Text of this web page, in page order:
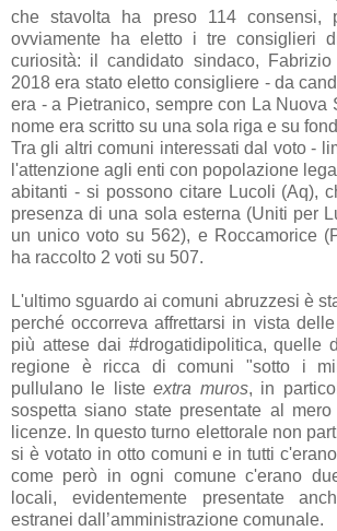
che stavolta ha preso 114 consensi,
ovviamente ha eletto i tre consiglieri
curiosità: il candidato sindaco, Fabrizio
2018 era stato eletto consigliere - da
era - a Pietranico, sempre con La Nuova
nome era scritto su una sola riga e su
Tra gli altri comuni interessati dal voto -
l'attenzione agli enti con popolazione
abitanti - si possono citare Lucoli (Aq),
presenza di una sola esterna (Uniti per
un unico voto su 562), e Roccamorice
ha raccolto 2 voti su 507.
L'ultimo sguardo ai comuni abruzzesi è
perché occorreva affrettarsi in vista
più attese dai #drogatidipolitica, quelle
regione è ricca di comuni "sotto i
pullulano le listeextra muros, in
sospetta siano state presentate al
licenze. In questo turno elettorale non
si è votato in otto comuni e in tutti
come però in ogni comune c'erano
locali, evidentemente presentate
estranei dall’amministrazione comunale.